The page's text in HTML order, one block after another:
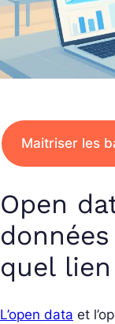
Maitriser les
Open
quel
L’open data et